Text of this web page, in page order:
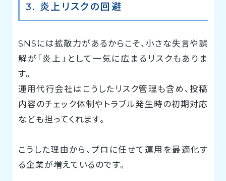
3. 炎上リスクの回避
SNSには拡散力があるからこそ、小さな失言や誤
解が「炎上」として一気に広まるリスクもありま
す。
運用代行会社はこうしたリスク管理も含め、投稿
内容のチェック体制やトラブル発生時の初期対応
なども担ってくれます。
こうした理由から、プロに任せて運用を最適化す
る企業が増えているのです。